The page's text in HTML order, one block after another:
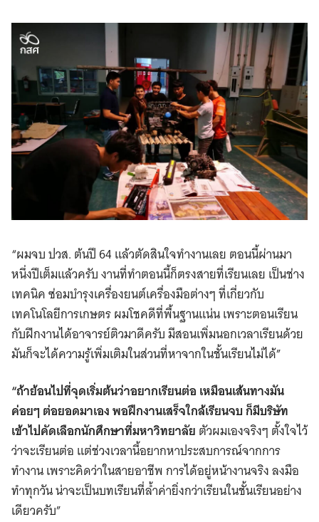
“ผมจบ ปวส. ต้นปี 64 แล้วตัดสินใจทำงานเลย ตอนนี้ผ่านมา
หนึ่งปีเต็มแล้วครับ งานที่ทำตอนนี้ก็ตรงสายที่เรียนเลย เป็นช่าง
เทคนิค ซ่อมบำรุงเครื่องยนต์เครื่องมือต่างๆ ที่เกี่ยวกับ
เทคโนโลยีการเกษตร ผมโชคดีที่พื้นฐานแน่น เพราะตอนเรียน
กับฝึกงานได้อาจารย์ติวมาดีครับ มีสอนเพิ่มนอกเวลาเรียนด้วย
มันก็จะได้ความรู้เพิ่มเติมในส่วนที่หาจากในชั้นเรียนไม่ได้”
“ถ้าย้อนไปที่จุดเริ่มต้นว่าอยากเรียนต่อ เหมือนเส้นทางมัน
ค่อยๆ ต่อยอดมาเอง พอฝึกงานเสร็จใกล้เรียนจบ ก็มีบริษัท
เข้าไปคัดเลือกนักศึกษาที่มหาวิทยาลัย ตัวผมเองจริงๆ ตั้งใจไว้
ว่าจะเรียนต่อ แต่ช่วงเวลานี้อยากหาประสบการณ์จากการ
ทำงาน เพราะคิดว่าในสายอาชีพ การได้อยู่หน้างานจริง ลงมือ
ทำทุกวัน น่าจะเป็นบทเรียนที่ล้ำค่ายิ่งกว่าเรียนในชั้นเรียนอย่าง
เดียวครับ”